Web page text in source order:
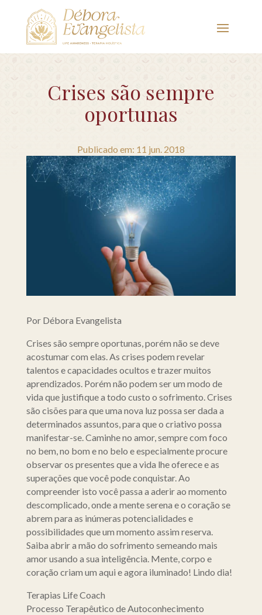
Crises são sempre
oportunas
Publicado em: 11 jun. 2018
Por Débora Evangelista
Crises são sempre oportunas, porém não se deve
acostumar com elas. As crises podem revelar
talentos e capacidades ocultos e trazer muitos
aprendizados. Porém não podem ser um modo de
vida que justifique a todo custo o sofrimento. Crises
são cisões para que uma nova luz possa ser dada a
determinados assuntos, para que o criativo possa
manifestar-se. Caminhe no amor, sempre com foco
no bem, no bom e no belo e especialmente procure
observar os presentes que a vida lhe oferece e as
superações que você pode conquistar. Ao
compreender isto você passa a aderir ao momento
descomplicado, onde a mente serena e o coração se
abrem para as inúmeras potencialidades e
possibilidades que um momento assim reserva.
Saiba abrir a mão do sofrimento semeando mais
amor usando a sua inteligência. Mente, corpo e
coração criam um aqui e agora iluminado! Lindo dia!
Terapias Life Coach
Processo Terapêutico de Autoconhecimento